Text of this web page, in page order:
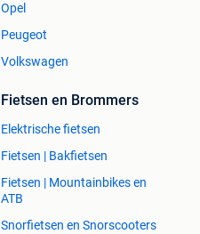
Opel
Peugeot
Volkswagen
Fietsen en Brommers
Elektrische fietsen
Fietsen | Bakfietsen
Fietsen | Mountainbikes en
ATB
Snorfietsen en Snorscooters